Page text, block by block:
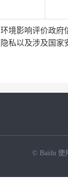
环境影响评价政府
私以及涉及国
© Baidu 使